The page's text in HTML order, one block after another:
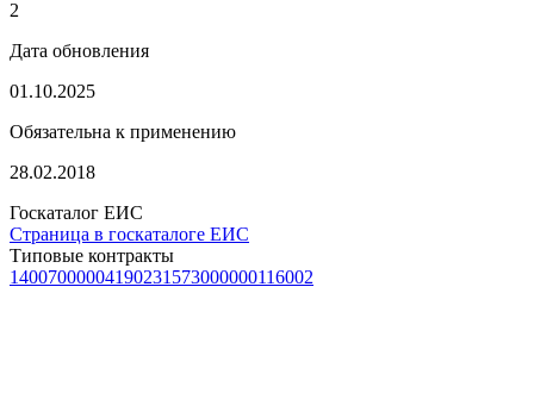
2
Дата обновления
01.10.2025
Обязательна к применению
28.02.2018
Госкаталог ЕИС
Страница в госкаталоге ЕИС
Типовые контракты
14007000004190231573000000116002